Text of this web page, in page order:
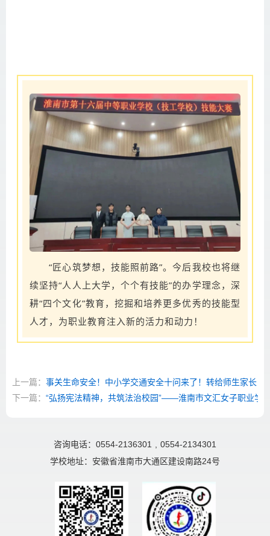
“匠心筑梦想，技能照前路”。今后我校也将继
续坚持“人人上大学，个个有技能”的办学理念，深
耕“四个文化”教育，挖掘和培养更多优秀的技能型
人才，为职业教育注入新的活力和动力！
上一篇： 事关生命安全！中小学交通安全十问来了！转给师生家长
下一篇： “弘扬宪法精神，共筑法治校园”——淮南市文汇女子职业学
咨询电话：0554-2136301
0554-2134301
学校地址：安徽省淮南市大通区建设南路24号